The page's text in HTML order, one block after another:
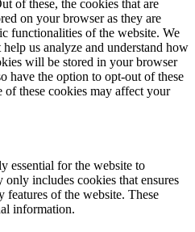
of these, the cookies that are
on your browser as they are
functionalities of the website. We
us analyze and understand how
will be stored in your browser
have the option to opt-out of these
these cookies may affect your
essential for the website to
includes cookies that ensures
features of the website. These
information.